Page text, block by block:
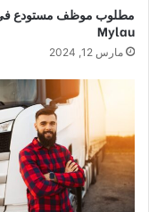
مطلوب موظف مستودع
Mylau
مارس 12, 2024